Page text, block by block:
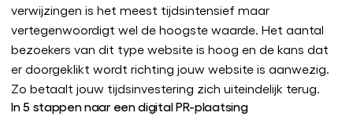
verwijzingen is het meest tijdsintensief maar
vertegenwoordigt wel de hoogste waarde. Het aantal
bezoekers van dit type website is hoog en de kans dat
er doorgeklikt wordt richting jouw website is aanwezig.
Zo betaalt jouw tijdsinvestering zich uiteindelijk terug.
In 5 stappen naar een digital PR-plaatsing